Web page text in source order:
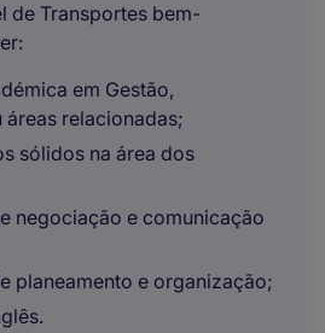
de Transportes bem-
em Gestão,
áreas relacionadas;
sólidos na área dos
negociação e comunicação
planeamento e organização;